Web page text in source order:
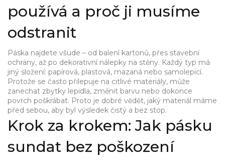
používá a proč ji musíme
odstranit
Páska najdete všude – od balení kartonů, přes stavební
ochrany, až po dekorativní nálepky na stěny. Každý typ má
jiný složení: papírová, plastová, mazaná nebo samolepicí.
Protože se často přilepuje na citlivé materiály, může
zanechat zbytky lepidla, změnit barvu nebo dokonce
povrch poškrábat. Proto je dobré vědět, jaký materiál máme
před sebou, aby byl výsledek čistý a bez stop.
Krok za krokem: Jak pásku
sundat bez poškození